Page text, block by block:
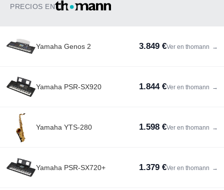
PRECIOS EN
Yamaha Genos 2 3.849 €Ver en thomann →
Yamaha PSR-SX920 1.844 €Ver en thomann →
Yamaha YTS-280 1.598 €Ver en thomann →
Yamaha PSR-SX720+ 1.379 €Ver en thomann →